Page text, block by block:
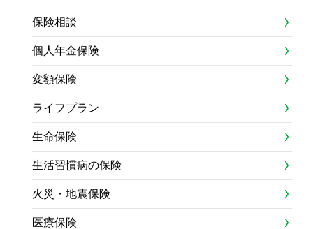
保険相談
個人年金保険
変額保険
ライフプラン
生命保険
生活習慣病の保険
火災・地震保険
医療保険